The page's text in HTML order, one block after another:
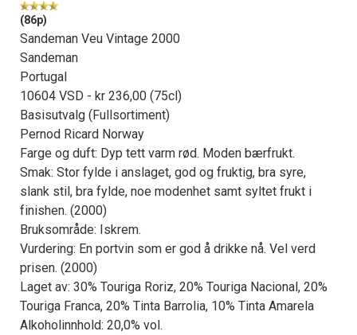
(86p)
Sandeman Veu Vintage 2000
Sandeman
Portugal
10604 VSD - kr 236,00 (75cl)
Basisutvalg (Fullsortiment)
Pernod Ricard Norway
Farge og duft: Dyp tett varm rød. Moden bærfrukt.
Smak: Stor fylde i anslaget, god og fruktig, bra syre,
slank stil, bra fylde, noe modenhet samt syltet frukt i
finishen. (2000)
Bruksområde: Iskrem.
Vurdering: En portvin som er god å drikke nå. Vel verd
prisen. (2000)
Laget av: 30% Touriga Roriz, 20% Touriga Nacional, 20%
Touriga Franca, 20% Tinta Barrolia, 10% Tinta Amarela
Alkoholinnhold: 20,0% vol.